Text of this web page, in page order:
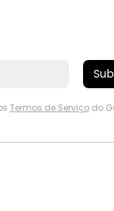
Termos de Serviçodo